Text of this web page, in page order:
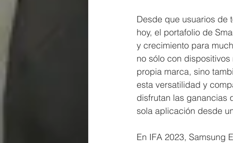
Desde que usuarios de
hoy, el portafolio de
y crecimiento para
no sólo con
propia marca, sino
esta versatilidad y
disfrutan las ganancias
sola aplicación desde
En IFA 2023, Samsung